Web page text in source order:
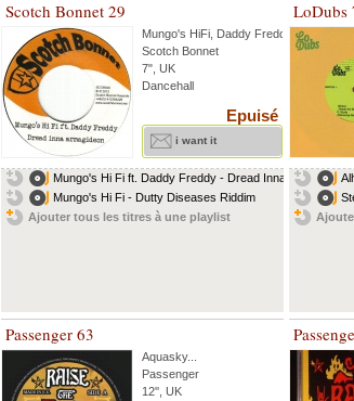
Scotch Bonnet 29
Mungo's HiFi Daddy Freddy
Scotch Bonnet
7", UK
Dancehall
Epuisé
i want it
Mungo's Hi Fi ft. Daddy Freddy - Dread Inna...
Mungo's Hi Fi - Dutty Diseases Riddim
Ajouter tous les titres à une playlist
LoDubs
Passenger 63
Aquasky...
Passenger
12'', UK